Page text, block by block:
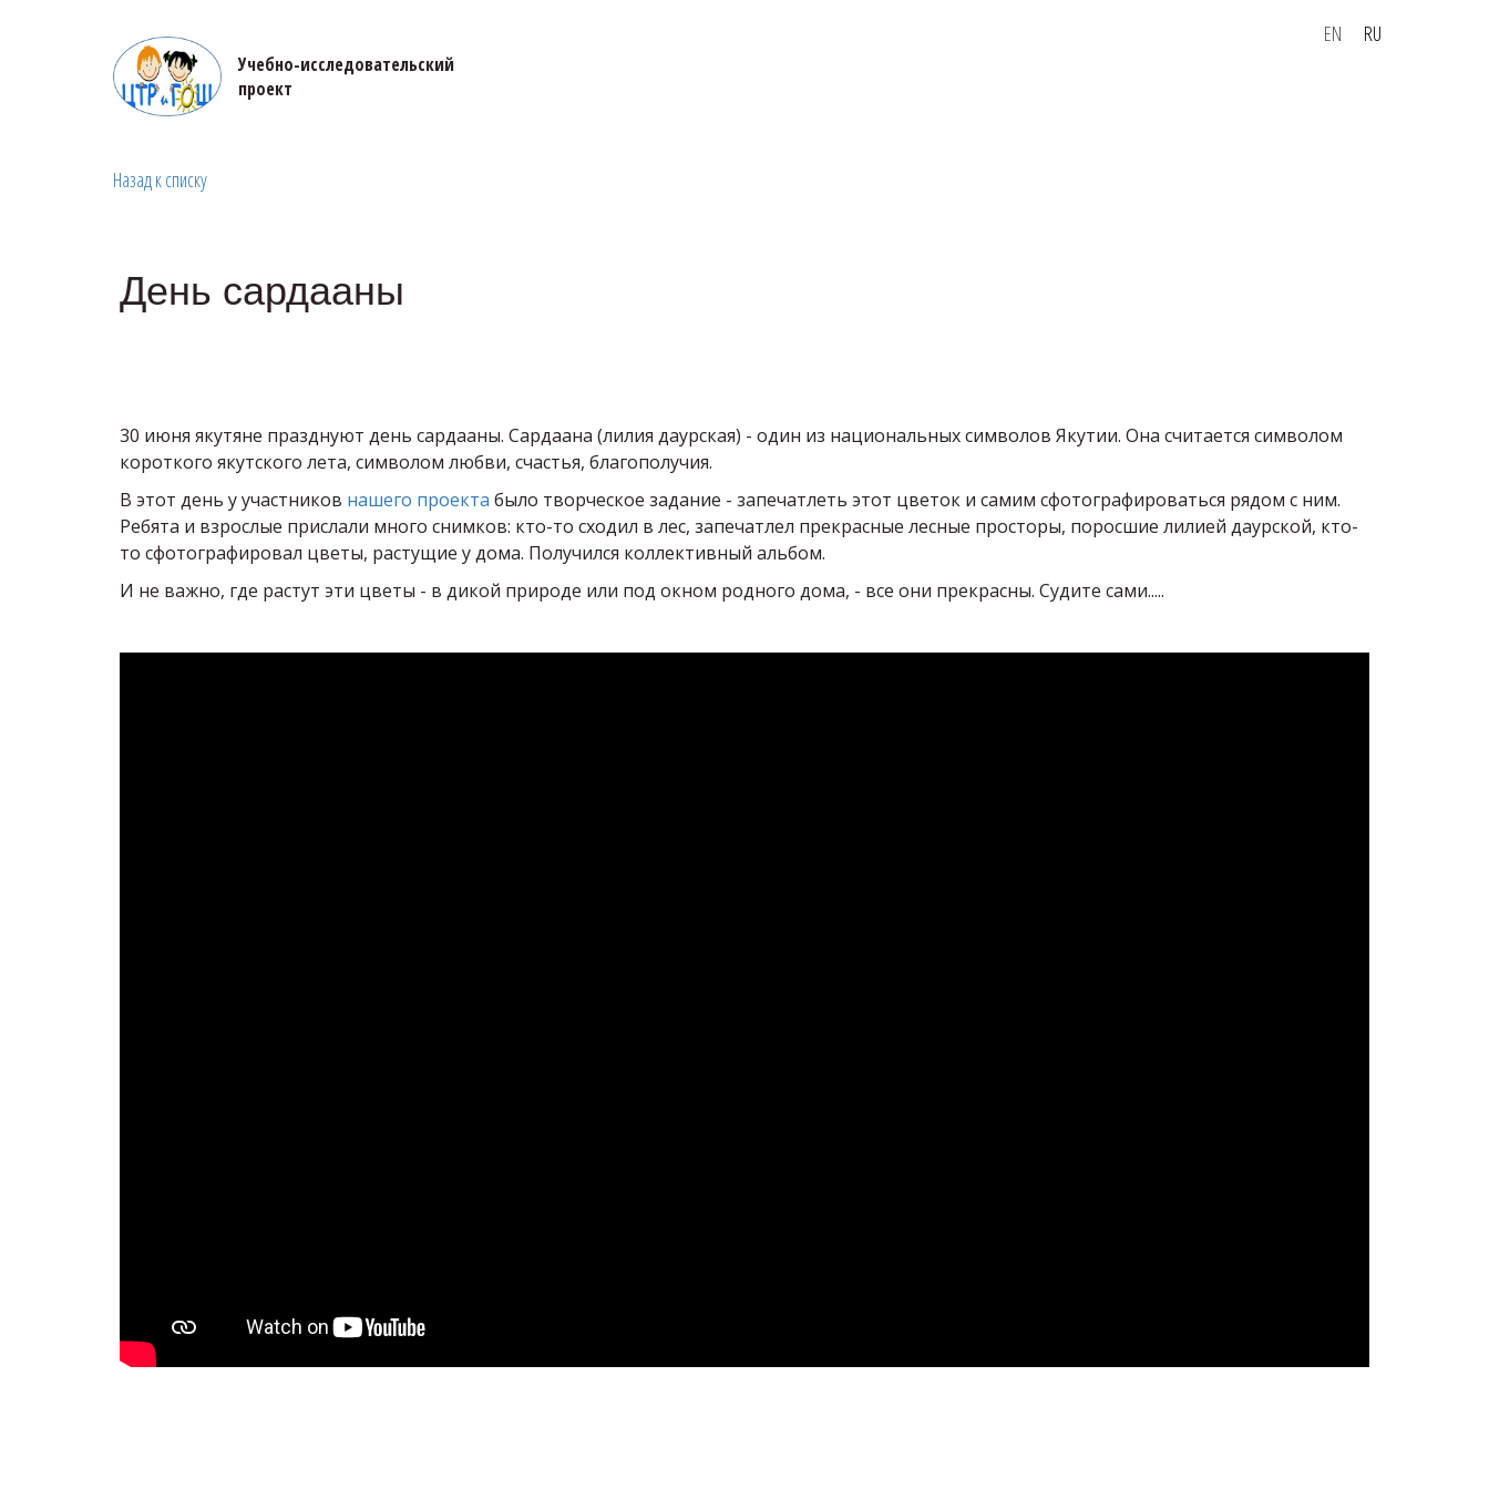
Учебно-исследовательский
проект
EN RU
Назад к списку
День сардааны
30 июня якутяне празднуют день сардааны. Сардаана (лилия даурская) - один из национальных символов Якутии. Она считается символом
короткого якутского лета, символом любви, счастья, благополучия.
В этот день у участников нашего проекта было творческое задание - запечатлеть этот цветок и самим сфотографироваться рядом с ним.
Ребята и взрослые прислали много снимков: кто-то сходил в лес, запечатлел прекрасные лесные просторы, поросшие лилией даурской, кто-
то сфотографировал цветы, растущие у дома. Получился коллективный альбом.
И не важно, где растут эти цветы - в дикой природе или под окном родного дома, - все они прекрасны. Судите сами.....